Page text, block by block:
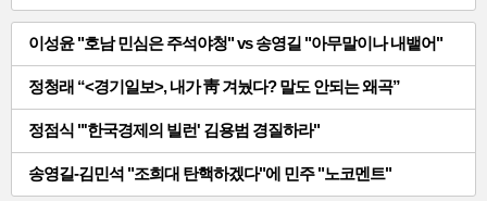
일
반
기
사-01
이성윤 "호남 민심은 주석야청" vs 송영길 "아무말이나 내뱉어"
정청래 “<경기일보>, 내가 靑 겨눴다? 말도 안되는 왜곡”
정점식 "'한국경제의 빌런' 김용범 경질하라"
송영길-김민석 "조희대 탄핵하겠다"에 민주 "노코멘트"